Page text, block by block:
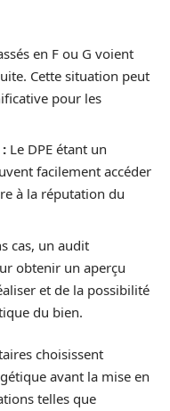
en F ou G voient
Cette situation peut
pour les
Le DPE étant un
facilement accéder
à la réputation du
cas, un audit
obtenir un aperçu
et de la possibilité
du bien.
choisissent
avant la mise en
telles que